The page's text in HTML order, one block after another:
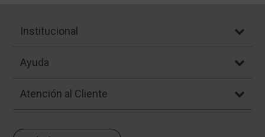
Institucional
Ayuda
Atención al Cliente